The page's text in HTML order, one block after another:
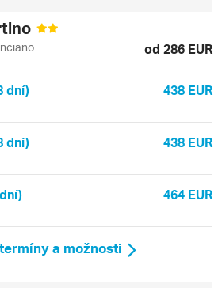
od 286 EUR
dní) 438 EUR
dní) 438 EUR
464 EUR
a možnosti